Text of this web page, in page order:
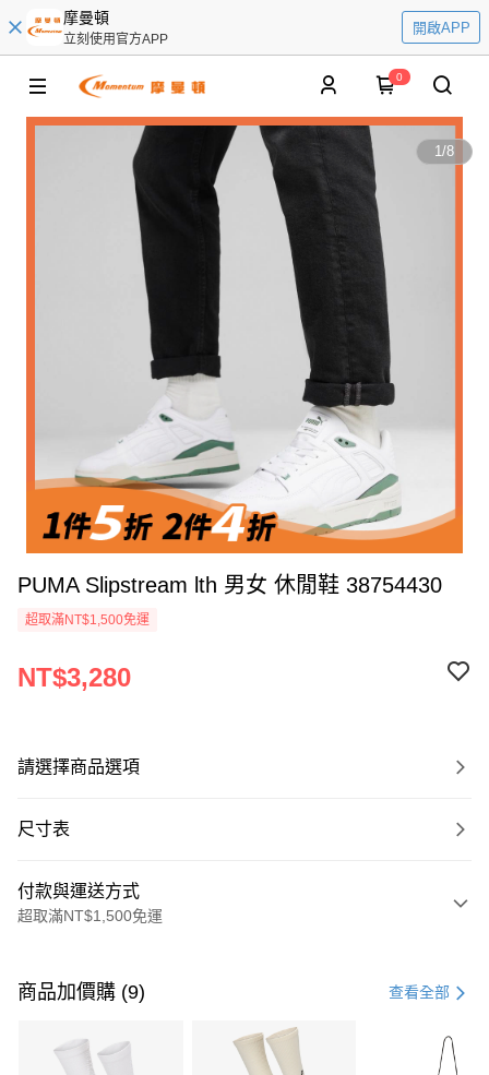
摩曼頓
立刻使用官方APP
開啟APP
0
1/8
PUMA Slipstream lth 男女 休閒鞋 38754430
超取滿NT$1,500免運
NT$3,280
請選擇商品選項
尺寸表
付款與運送方式
超取滿NT$1,500免運
信用卡一次付款
3 期 0 利率 每期 21家銀行
商品加價購 (9) 查看全部